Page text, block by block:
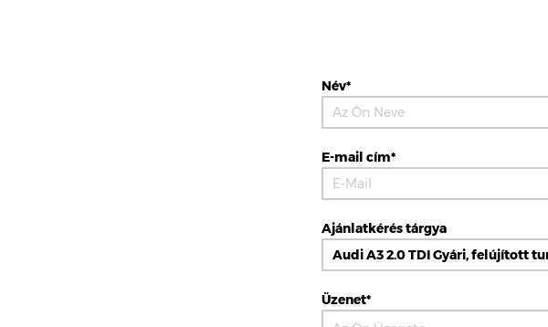
Név*
E-mail cím*
Ajánlatkérés tárgya
Üzenet*